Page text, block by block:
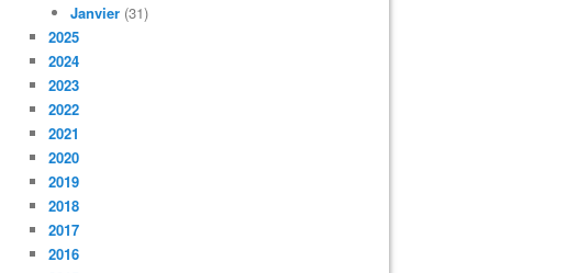
Janvier (31)
2025
2024
2023
2022
2021
2020
2019
2018
2017
2016